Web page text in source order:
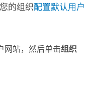
的组织配置默认用户
网站，然后单击组织